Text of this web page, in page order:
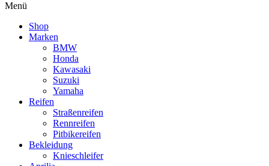
Menü
Shop
Marken
BMW
Honda
Kawasaki
Suzuki
Yamaha
Reifen
Straßenreifen
Rennreifen
Pitbikereifen
Bekleidung
Knieschleifer